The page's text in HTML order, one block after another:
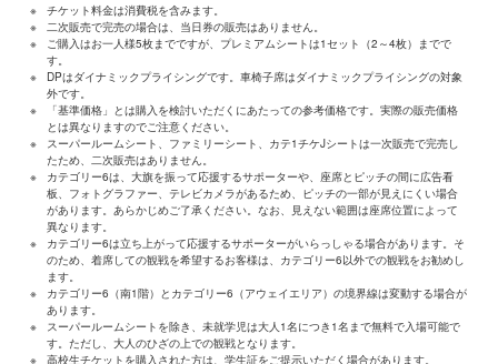
※
チケット料金は消費税を含みます。
※
二次販売で完売の場合は、当日券の販売はありません。
※
ご購入はお一人様5枚までですが、プレミアムシートは1セット（2～4枚）までで
す。
※
DPはダイナミックプライシングです。車椅子席はダイナミックプライシングの対象
外です。
※
「基準価格」とは購入を検討いただくにあたっての参考価格です。実際の販売価格
とは異なりますのでご注意ください。
※
スーパールームシート、ファミリーシート、カテ1チケJシートは一次販売で完売し
たため、二次販売はありません。
※
カテゴリー6は、大旗を振って応援するサポーターや、座席とピッチの間に広告看
板、フォトグラファー、テレビカメラがあるため、ピッチの一部が見えにくい場合
があります。あらかじめご了承ください。なお、見えない範囲は座席位置によって
異なります。
※
カテゴリー6は立ち上がって応援するサポーターがいらっしゃる場合があります。そ
のため、着席しての観戦を希望するお客様は、カテゴリー6以外での観戦をお勧めし
ます。
※
カテゴリー6（南1階）とカテゴリー6（アウェイエリア）の境界線は変動する場合が
あります。
※
スーパールームシートを除き、未就学児は大人1名につき1名まで無料で入場可能で
す。ただし、大人のひざの上での観戦となります。
※
高校生チケットを購入された方は、学生証をご提示いただく場合があります。